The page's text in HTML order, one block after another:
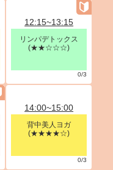
12:15~13:15
リンパデトックス
(★★☆☆☆)
0/3
14:00~15:00
背中美人ヨガ
(★★★★☆)
0/3